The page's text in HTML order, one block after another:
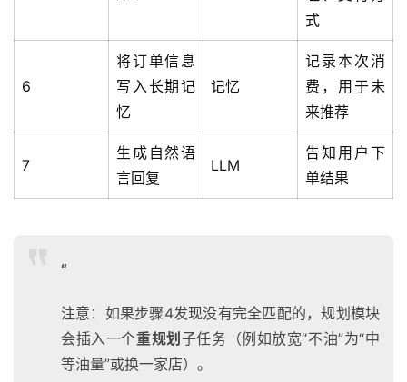
式
6
将订单信息
写入长期记
忆
记忆
记录本次消
费，用于未
来推荐
7
生成自然语
言回复
LLM
告知用户下
单结果
“
注意：如果步骤4发现没有完全匹配的，规划模块
会插入一个重规划 子任务（例如放宽“不油”为“中
等油量”或换一家店）。